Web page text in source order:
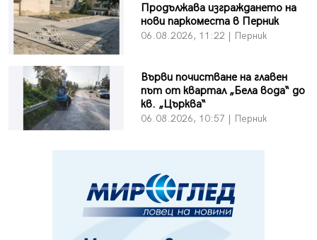
Продължава изграждането на
нови паркоместа в Перник
06.08.2026, 11:22 | Перник
Върви почистване на главен
път от квартал „Бела вода“ до
кв. „Църква“
06.08.2026, 10:57 | Перник